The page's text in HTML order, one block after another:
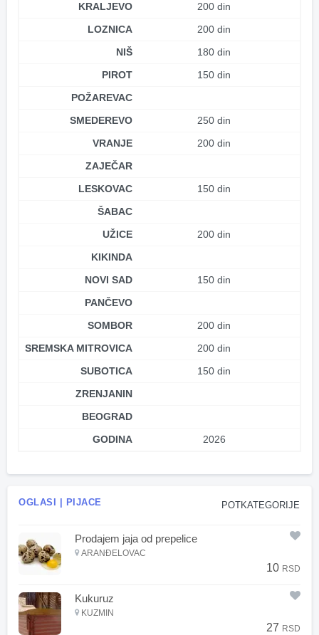
KRALJEVO
200 din
LOZNICA
200 din
NIŠ
180 din
PIROT
150 din
POŽAREVAC
SMEDEREVO
250 din
VRANJE
200 din
ZAJEČAR
LESKOVAC
150 din
ŠABAC
UŽICE
200 din
KIKINDA
NOVI SAD
150 din
PANČEVO
SOMBOR
200 din
SREMSKA MITROVICA
200 din
SUBOTICA
150 din
ZRENJANIN
BEOGRAD
GODINA
2026
POTKATEGORIJE
OGLASI | PIJACE
Prodajem jaja od prepelice
ARANĐELOVAC
10 RSD
Kukuruz
KUZMIN
27 RSD